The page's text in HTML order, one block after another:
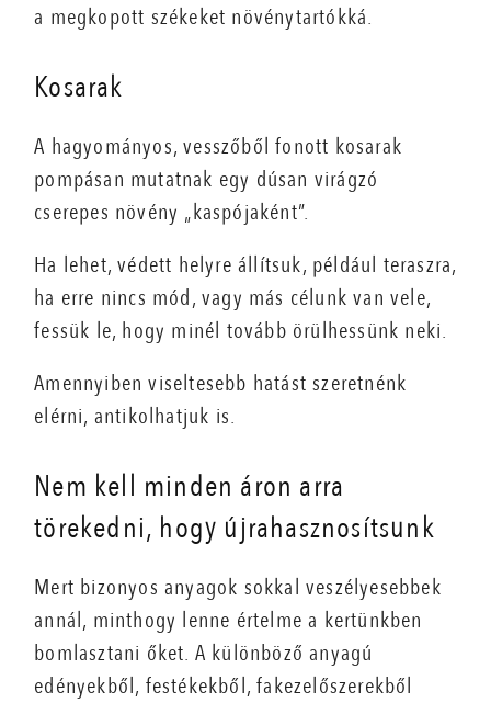
a megkopott székeket növénytartókká.
Kosarak
A hagyományos, vesszőből fonott kosarak
pompásan mutatnak egy dúsan virágzó
cserepes növény „kaspójaként”.
Ha lehet, védett helyre állítsuk, például teraszra,
ha erre nincs mód, vagy más célunk van vele,
fessük le, hogy minél tovább örülhessünk neki.
Amennyiben viseltesebb hatást szeretnénk
elérni, antikolhatjuk is.
Nem kell minden áron arra
törekedni, hogy újrahasznosítsunk
Mert bizonyos anyagok sokkal veszélyesebbek
annál, minthogy lenne értelme a kertünkben
bomlasztani őket. A különböző anyagú
edényekből, festékekből, fakezelőszerekből